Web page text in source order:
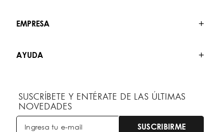
EMPRESA
AYUDA
SUSCRÍBETE Y ENTÉRATE DE LAS ÚLTIMAS
NOVEDADES
SUSCRIBIRME